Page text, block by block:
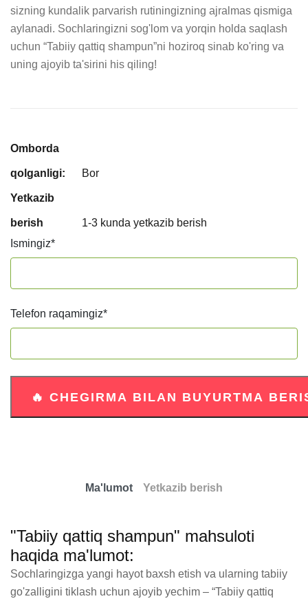
sizning kundalik parvarish rutiningizning ajralmas qismiga
aylanadi. Sochlaringizni sog'lom va yorqin holda saqlash
uchun “Tabiiy qattiq shampun”ni hoziroq sinab ko'ring va
uning ajoyib ta'sirini his qiling!
Omborda
qolganligi: Bor
Yetkazib
berish
1-3 kunda yetkazib berish
Ismingiz*
Telefon raqamingiz*
Ma'lumot Yetkazib berish
"Tabiiy qattiq shampun" mahsuloti
haqida ma'lumot:
Sochlaringizga yangi hayot baxsh etish va ularning tabiiy
go'zalligini tiklash uchun ajoyib yechim – “Tabiiy qattiq